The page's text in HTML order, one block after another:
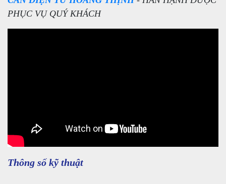
PHỤC VỤ QUÝ KHÁCH
Thông số kỹ thuật